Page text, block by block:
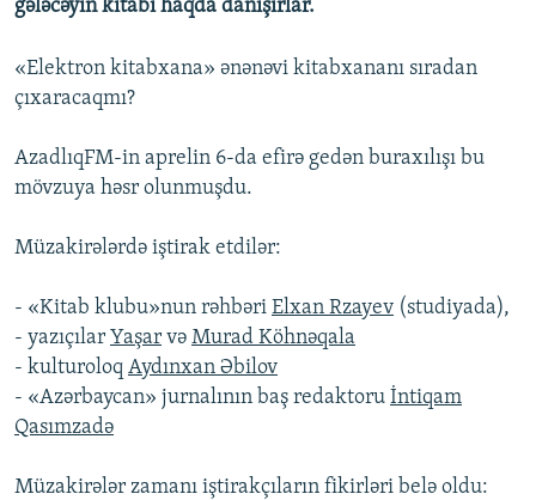
gələcəyin kitabı haqda danışırlar.
«Elektron kitabxana» ənənəvi kitabxananı sıradan
çıxaracaqmı?
AzadlıqFM-in aprelin 6-da efirə gedən buraxılışı bu
mövzuya həsr olunmuşdu.
Müzakirələrdə iştirak etdilər:
- «Kitab klubu»nun rəhbəri Elxan Rzayev (studiyada),
- yazıçılar Yaşar və Murad Köhnəqala
- kulturoloq Aydınxan Əbilov
- «Azərbaycan» jurnalının baş redaktoru İntiqam
Qasımzadə
Müzakirələr zamanı iştirakçıların fikirləri belə oldu: